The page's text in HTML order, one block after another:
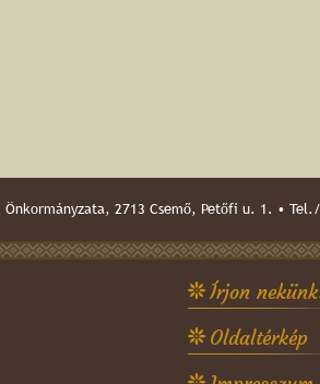
Önkormányzata, 2713 Csemő, Petőfi u. 1. •
Írjon
Oldaltérkép